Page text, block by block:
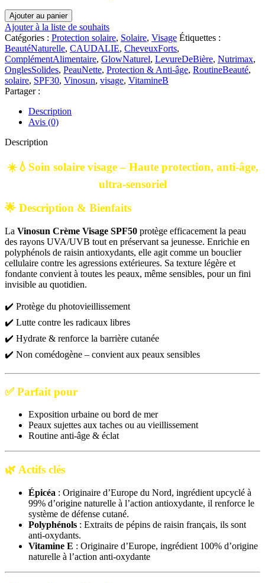
quantité
de
☀️
Caudalie
Vinosun
Protect
Crème
Haute
SPF30+
50
ML
Ajouter au panier
Ajouter à la liste de souhaits
Catégories : Protection solaire, Solaire, Visage Étiquettes :
BeautéNaturelle, CAUDALIE, CheveuxForts,
ComplémentAlimentaire, GlowNaturel, LevureDeBière, Nutrimax,
OnglesSolides, PeauNette, Protection & Anti-âge, RoutineBeauté,
solaire, SPF30, Vinosun, visage, VitamineB
Partager :
Description
Avis (0)
Description
☀️💧Soin solaire visage – Haute protection, anti-âge,
ultra-sensoriel
🌟 Description & Bienfaits
La Vinosun Crème Visage SPF50 protège efficacement la peau
des rayons UVA/UVB tout en préservant sa jeunesse. Enrichie en
polyphénols de raisin antioxydants, elle agit comme un bouclier
cellulaire contre les agressions extérieures. Sa texture légère et
fondante convient à toutes les peaux, même sensibles, pour un fini
invisible au quotidien.
✔️ Protège du photovieillissement
✔️ Lutte contre les radicaux libres
✔️ Hydrate & renforce la barrière cutanée
✔️ Non comédogène – convient aux peaux sensibles
✅Parfait pour
Exposition urbaine ou bord de mer
Peaux sujettes aux taches ou au vieillissement
Routine anti-âge & éclat
🌿 Actifs clés
Épicéa : Originaire d’Europe du Nord, ingrédient upcyclé à
99% d’origine naturelle à l’action antioxydante, il renforce le
système de défense cutané.
Polyphénols : Extraits de pépins de raisin français, ils sont
anti-oxydants.
Vitamine E : Originaire d’Europe, ingrédient 100% d’origine
naturelle à l’action anti-oxydante